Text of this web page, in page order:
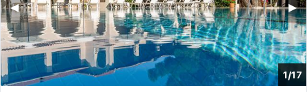
1/17
▶︎
◀︎